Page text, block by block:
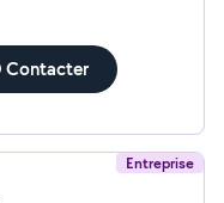
Contacter
Entreprise